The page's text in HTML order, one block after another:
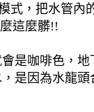
式，把水管
這麼髒!!
是咖啡色，
是因為水龍